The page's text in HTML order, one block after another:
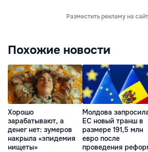
Разместить рекламу на
Похожие новости
Хорошо
зарабатывают, а
денег нет: зумеров
накрыла «эпидемия
нищеты»
Молдова
ЕС новый транш в
размере 191,5 млн
евро после
проведения